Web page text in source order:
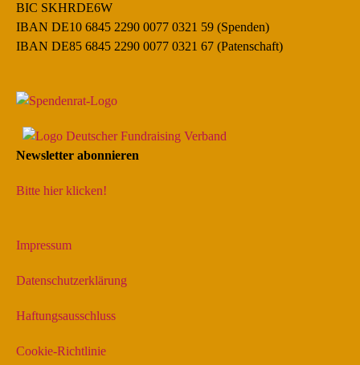
BIC SKHRDE6W
IBAN DE10 6845 2290 0077 0321 59 (Spenden)
IBAN DE85 6845 2290 0077 0321 67 (Patenschaft)
Newsletter abonnieren
Bitte hier klicken!
Impressum
Datenschutzerklärung
Haftungsausschluss
Cookie-Richtlinie